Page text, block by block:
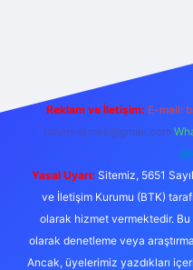
Reklam ve İletişim: E-mail:
forumhizmeti@gmail.com
Yasal Uyarı: Sitemiz, 5651
ve İletişim Kurumu (BTK)
olarak hizmet vermektedir.
olarak denetleme veya
Ancak, üyelerimiz yazdıkları